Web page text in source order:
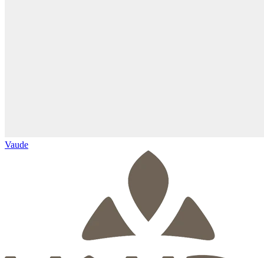
Vaude